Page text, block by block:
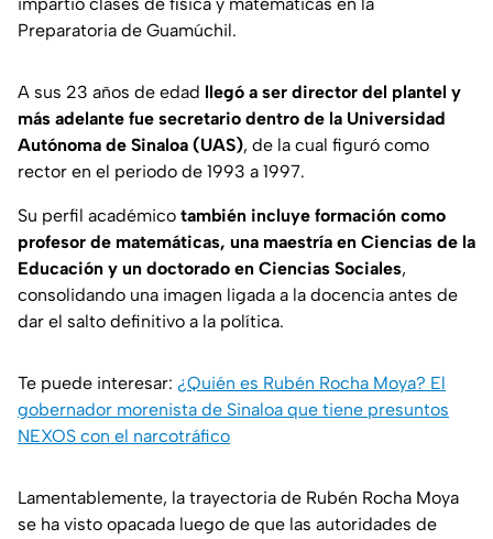
Preparatoria de Guamúchil.
A sus 23 años de edad llegó a ser director del plantel y
más adelante fue secretario dentro de la Universidad
Autónoma de Sinaloa (UAS), de la cual figuró como
rector en el periodo de 1993 a 1997.
Su perfil académico también incluye formación como
profesor de matemáticas, una maestría en Ciencias de la
Educación y un doctorado en Ciencias Sociales,
consolidando una imagen ligada a la docencia antes de
dar el salto definitivo a la política.
Te puede interesar: ¿Quién es Rubén Rocha Moya? El
gobernador morenista de Sinaloa que tiene presuntos
NEXOS con el narcotráfico
Lamentablemente, la trayectoria de Rubén Rocha Moya
se ha visto opacada luego de que las autoridades de